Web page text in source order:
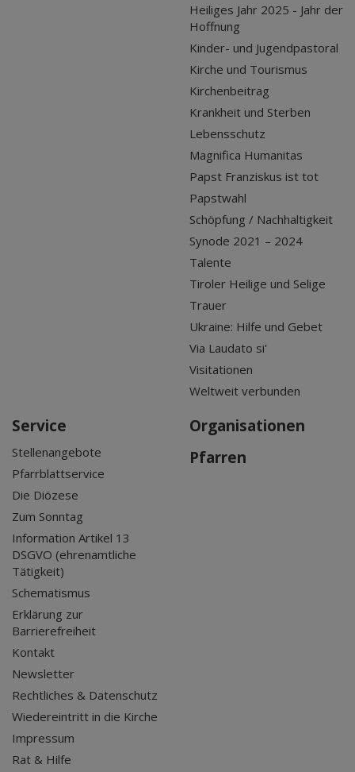
Heiliges Jahr 2025 - Jahr der
Hoffnung
Kinder- und Jugendpastoral
Kirche und Tourismus
Kirchenbeitrag
Krankheit und Sterben
Lebensschutz
Magnifica Humanitas
Papst Franziskus ist tot
Papstwahl
Schöpfung / Nachhaltigkeit
Synode 2021 – 2024
Talente
Tiroler Heilige und Selige
Trauer
Ukraine: Hilfe und Gebet
Via Laudato si'
Visitationen
Weltweit verbunden
Service
Stellenangebote
Pfarrblattservice
Die Diözese
Zum Sonntag
Information Artikel 13
DSGVO (ehrenamtliche
Tätigkeit)
Schematismus
Erklärung zur
Barrierefreiheit
Kontakt
Newsletter
Rechtliches & Datenschutz
Wiedereintritt in die Kirche
Impressum
Rat & Hilfe
Organisationen
Pfarren